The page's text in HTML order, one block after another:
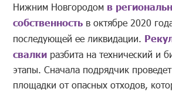
Нижним Новгородом в
собственность в октябре 2020
последующей ее ликвидации.
свалки разбита на технический и
этапы. Сначала подрядчик
площадки от опасных отходов,